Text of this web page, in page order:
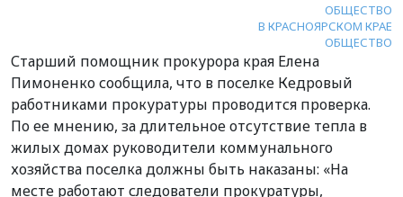
ОБЩЕСТВО
В КРАСНОЯРСКОМ КРАЕ
ОБЩЕСТВО
Старший помощник прокурора края Елена
Пимоненко сообщила, что в поселке Кедровый
работниками прокуратуры проводится проверка.
По ее мнению, за длительное отсутствие тепла в
жилых домах руководители коммунального
хозяйства поселка должны быть наказаны: «На
месте работают следователи прокуратуры,